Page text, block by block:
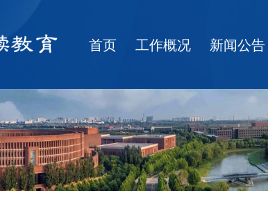
首页 工作概况 新闻公告